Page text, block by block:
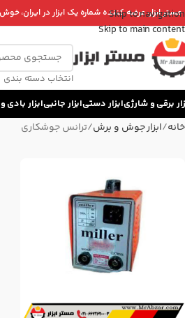
Skip to navigation
Skip to main content
مستر ابزار، عرضه کننده شماره یک ابزار در ایران،
انتخاب دسته بندی
برقی و شارژیابزار دستیابزار جانبیابزار بادی
خانه ابزار جوش و برش ترانس جوشکاری